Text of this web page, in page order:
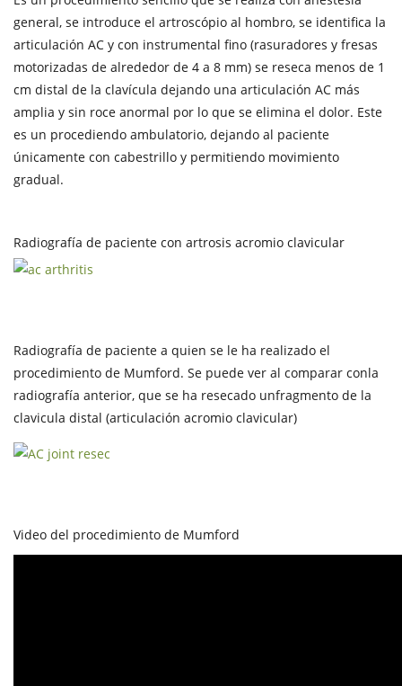
general, se introduce el artroscópio al hombro, se identifica la
articulación AC y con instrumental fino (rasuradores y fresas
motorizadas de alrededor de 4 a 8 mm) se reseca menos de 1
cm distal de la clavícula dejando una articulación AC más
amplia y sin roce anormal por lo que se elimina el dolor. Este
es un procediendo ambulatorio, dejando al paciente
únicamente con cabestrillo y permitiendo movimiento
gradual.
Radiografía de paciente con artrosis acromio clavicular
Radiografía de paciente a quien se le ha realizado el
procedimiento de Mumford. Se puede ver al comparar conla
radiografía anterior, que se ha resecado unfragmento de la
clavicula distal (articulación acromio clavicular)
Video del procedimiento de Mumford